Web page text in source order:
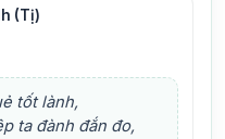
(Tị)
tốt lành,
ta đành đắn đo,